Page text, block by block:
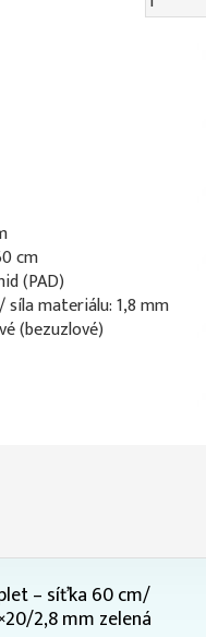
cm
(PAD)
síla materiálu: 1,8 mm
(bezuzlové)
– síťka 60 cm/
2,8 mm zelená